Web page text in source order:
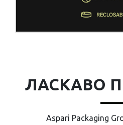
ЛАСКАВО
Aspari Packaging